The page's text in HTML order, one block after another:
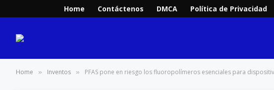
Home Contáctenos DMCA Política de Privacidad
Home » Inventos » PFAS pone en riesgo los fluoropolímeros esenciales para